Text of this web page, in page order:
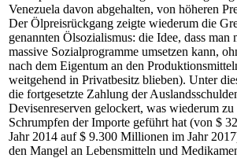
Venezuela davon abgehalten, von höheren
Der Ölpreisrückgang zeigte wiederum die
genannten Ölsozialismus: die Idee, dass man
massive Sozialprogramme umsetzen kann,
nach dem Eigentum an den
weitgehend in Privatbesitz blieben). Unter
die fortgesetzte Zahlung der
Devisenreserven gelockert, was wiederum zu
Schrumpfen der Importe geführt hat (von $
Jahr 2014 auf $ 9.300 Millionen im Jahr
den Mangel an Lebensmitteln und